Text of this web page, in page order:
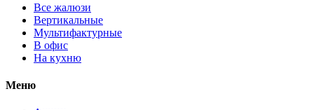
Все жалюзи
Вертикальные
Мультифактурные
В офис
На кухню
Меню